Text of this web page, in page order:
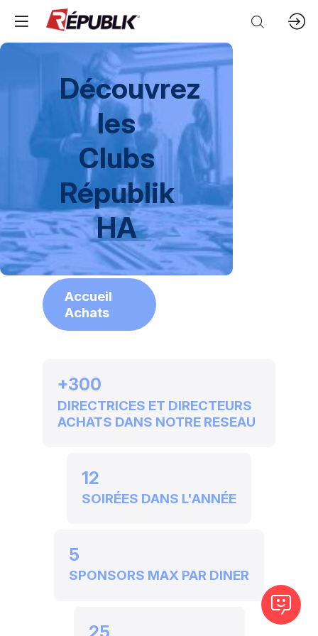
Découvrez
les
Clubs
Républik
HA
Accueil
Achats
+300
DIRECTRICES ET DIRECTEURS
ACHATS DANS NOTRE RESEAU
12
SOIRÉES DANS L'ANNÉE
5
SPONSORS MAX PAR DINER
25